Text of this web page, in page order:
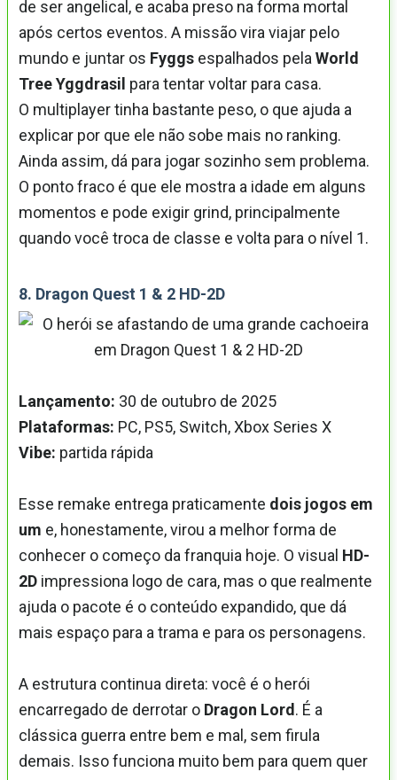
de ser angelical, e acaba preso na forma mortal
após certos eventos. A missão vira viajar pelo
mundo e juntar os Fyggs espalhados pela World
Tree Yggdrasil para tentar voltar para casa.
O multiplayer tinha bastante peso, o que ajuda a
explicar por que ele não sobe mais no ranking.
Ainda assim, dá para jogar sozinho sem problema.
O ponto fraco é que ele mostra a idade em alguns
momentos e pode exigir grind, principalmente
quando você troca de classe e volta para o nível 1.
8. Dragon Quest 1 & 2 HD-2D
Lançamento: 30 de outubro de 2025
Plataformas: PC, PS5, Switch, Xbox Series X
Vibe: partida rápida
Esse remake entrega praticamente dois jogos em
um e, honestamente, virou a melhor forma de
conhecer o começo da franquia hoje. O visual HD-
2D impressiona logo de cara, mas o que realmente
ajuda o pacote é o conteúdo expandido, que dá
mais espaço para a trama e para os personagens.
A estrutura continua direta: você é o herói
encarregado de derrotar o Dragon Lord . É a
clássica guerra entre bem e mal, sem firula
demais. Isso funciona muito bem para quem quer